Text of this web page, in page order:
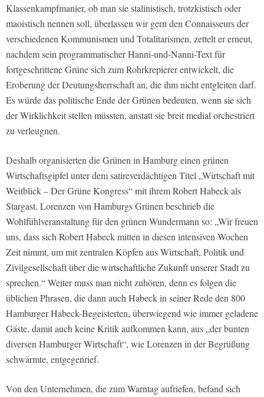
Klassenkampfmanier, ob man sie stalinistisch, trotzkistisch oder
maoistisch nennen soll, überlassen wir gern den Connaisseurs der
verschiedenen Kommunismen und Totalitarismen, zettelt er erneut,
nachdem sein programmatischer Hanni-und-Nanni-Text für
fortgeschrittene Grüne sich zum Rohrkrepierer entwickelt, die
Eroberung der Deutungsherrschaft an, die ihm nicht entgleiten darf.
Es würde das politische Ende der Grünen bedeuten, wenn sie sich
der Wirklichkeit stellen müssten, anstatt sie breit medial orchestriert
zu verleugnen.
Deshalb organisierten die Grünen in Hamburg einen grünen
Wirtschaftsgipfel unter dem satireverdächtigen Titel „Wirtschaft mit
Weitblick – Der Grüne Kongress“ mit ihrem Robert Habeck als
Stargast. Lorenzen von Hamburgs Grünen beschrieb die
Wohlfühlveranstaltung für den grünen Wundermann so: „Wir freuen
uns, dass sich Robert Habeck mitten in diesen intensiven Wochen
Zeit nimmt, um mit zentralen Köpfen aus Wirtschaft, Politik und
Zivilgesellschaft über die wirtschaftliche Zukunft unserer Stadt zu
sprechen.“ Weiter muss man nicht zuhören, denn es folgen die
üblichen Phrasen, die dann auch Habeck in seiner Rede den 800
Hamburger Habeck-Begeisterten, überwiegend wie immer geladene
Gäste, damit auch keine Kritik aufkommen kann, aus „der bunten
diversen Hamburger Wirtschaft“, wie Lorenzen in der Begrüßung
schwärmte, entgegenrief.
Von den Unternehmen, die zum Warntag aufriefen, befand sich